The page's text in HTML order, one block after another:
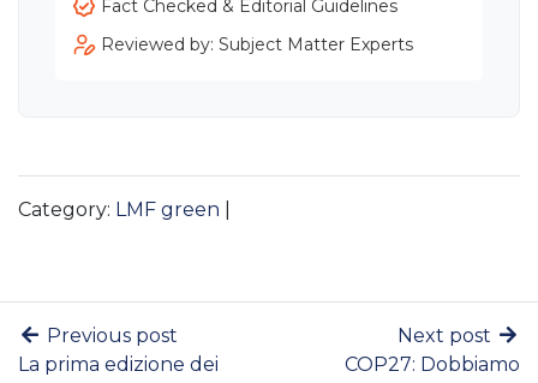
Fact Checked & Editorial Guidelines
Reviewed by: Subject Matter Experts
Category: LMF green
Previous post
La prima edizione dei
Next post
COP27: Dobbiamo